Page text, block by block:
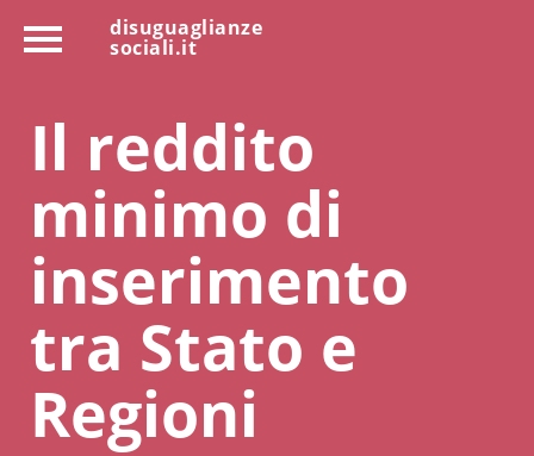
disuguaglianze
sociali.it
Il reddito
minimo di
inserimento
tra Stato e
Regioni